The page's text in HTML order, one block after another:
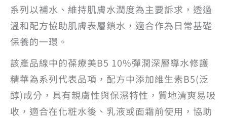
系列以補水、維持肌膚水潤度為主要訴求，透過
溫和配方協助肌膚表層鎖水，適合作為日常基礎
保養的一環。
該產品線中的葆療美B5 10%彈潤深層導水修護
精華為系列代表品項，配方中添加維生素B5(泛
醇)成分，具有親膚性與保濕特性，質地清爽易吸
收，適合在化粧水後、乳液或面霜前使用，協助